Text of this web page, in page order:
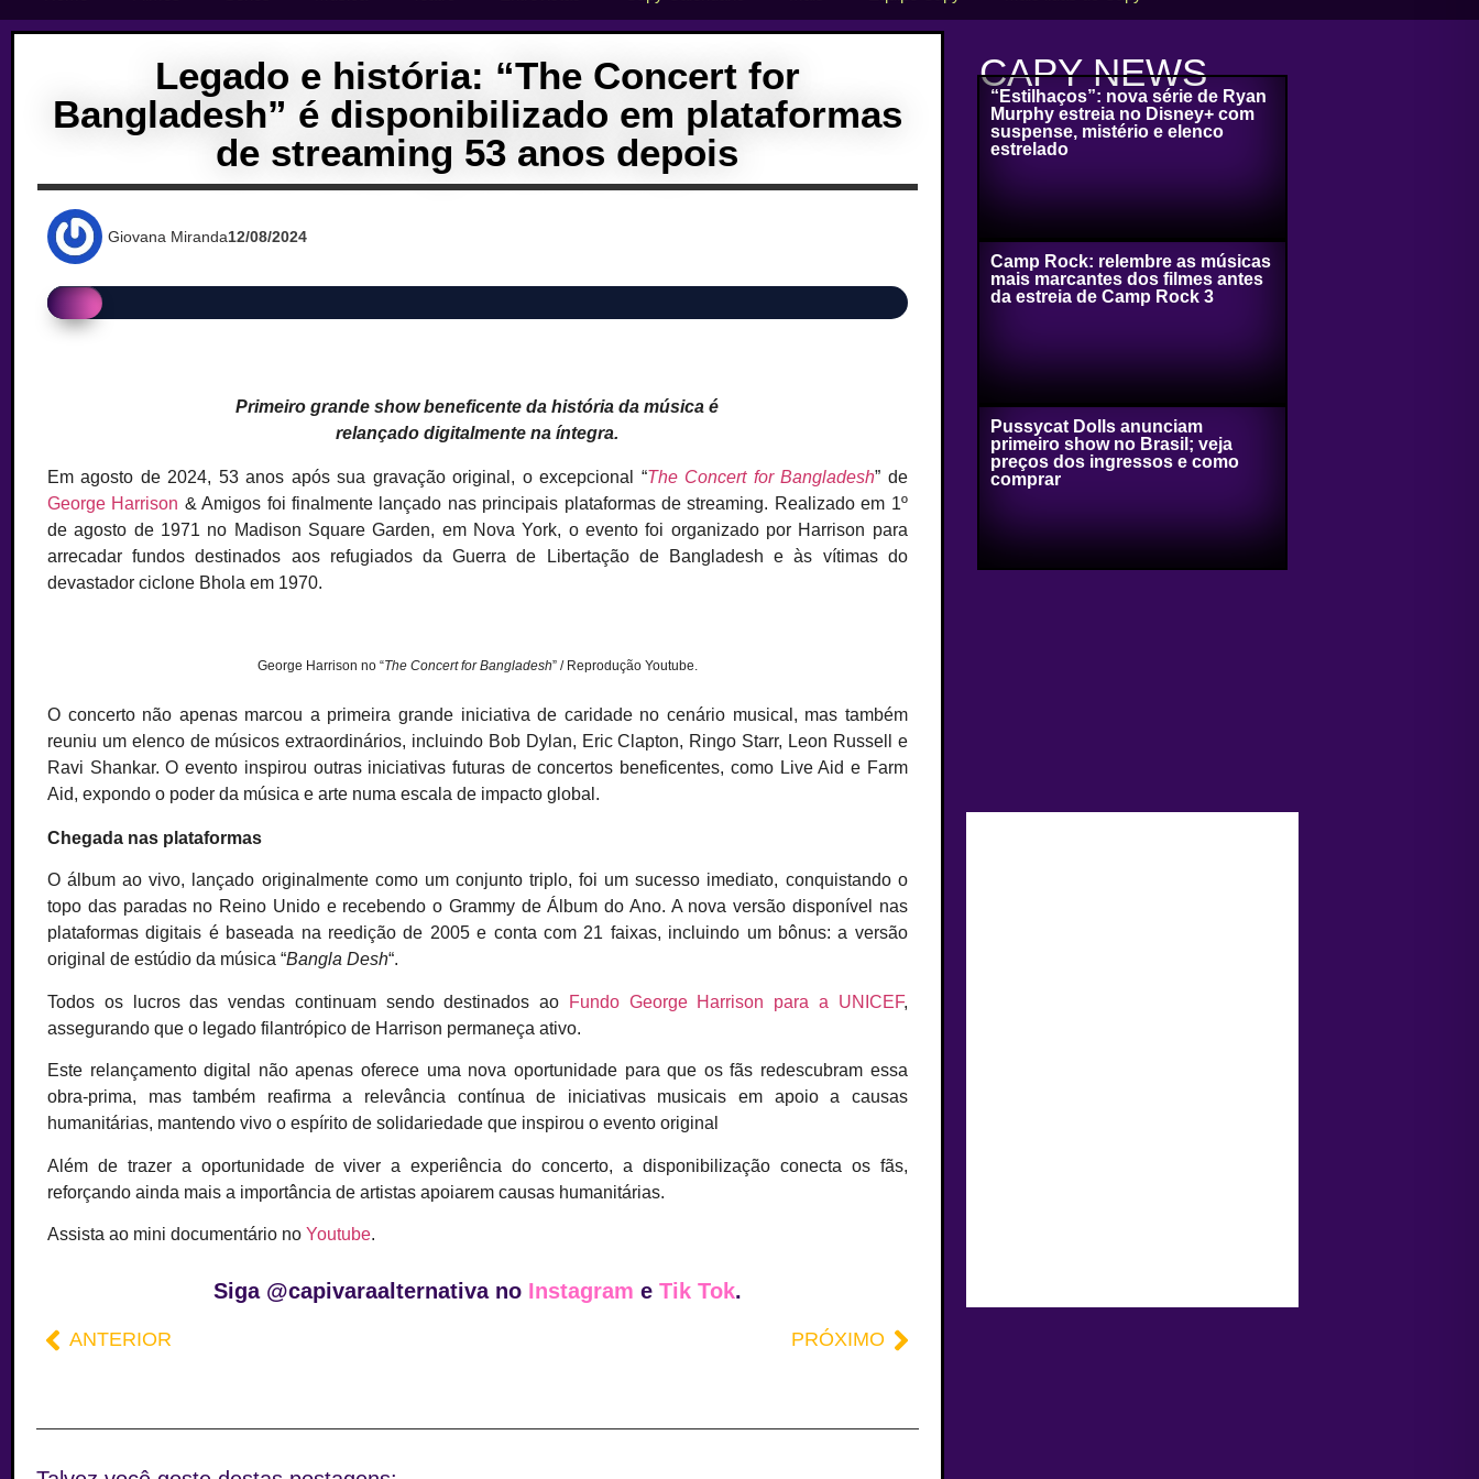
Legado e história: “The Concert for
Bangladesh” é disponibilizado em plataformas
de streaming 53 anos depois
Giovana Miranda12/08/2024
Primeiro grande show beneficente da história da música é
relançado digitalmente na íntegra.
Em agosto de 2024, 53 anos após sua gravação original, o excepcional “The Concert for Bangladesh” de
George Harrison & Amigos foi finalmente lançado nas principais plataformas de streaming. Realizado em 1º
de agosto de 1971 no Madison Square Garden, em Nova York, o evento foi organizado por Harrison para
arrecadar fundos destinados aos refugiados da Guerra de Libertação de Bangladesh e às vítimas do
devastador ciclone Bhola em 1970.
George Harrison no “The Concert for Bangladesh” / Reprodução Youtube.
O concerto não apenas marcou a primeira grande iniciativa de caridade no cenário musical, mas também
reuniu um elenco de músicos extraordinários, incluindo Bob Dylan, Eric Clapton, Ringo Starr, Leon Russell e
Ravi Shankar. O evento inspirou outras iniciativas futuras de concertos beneficentes, como Live Aid e Farm
Aid, expondo o poder da música e arte numa escala de impacto global.
Chegada nas plataformas
O álbum ao vivo, lançado originalmente como um conjunto triplo, foi um sucesso imediato, conquistando o
topo das paradas no Reino Unido e recebendo o Grammy de Álbum do Ano. A nova versão disponível nas
plataformas digitais é baseada na reedição de 2005 e conta com 21 faixas, incluindo um bônus: a versão
original de estúdio da música “Bangla Desh“.
Todos os lucros das vendas continuam sendo destinados ao Fundo George Harrison para a UNICEF,
assegurando que o legado filantrópico de Harrison permaneça ativo.
Este relançamento digital não apenas oferece uma nova oportunidade para que os fãs redescubram essa
obra-prima, mas também reafirma a relevância contínua de iniciativas musicais em apoio a causas
humanitárias, mantendo vivo o espírito de solidariedade que inspirou o evento original
Além de trazer a oportunidade de viver a experiência do concerto, a disponibilização conecta os fãs,
reforçando ainda mais a importância de artistas apoiarem causas humanitárias.
Assista ao mini documentário no Youtube.
Siga @capivaraalternativa no Instagram e Tik Tok.
ANTERIOR PRÓXIMO
CAPY NEWS
“Estilhaços”: nova série de Ryan
Murphy estreia no Disney+ com
suspense, mistério e elenco
estrelado
Camp Rock: relembre as músicas
mais marcantes dos filmes antes
da estreia de Camp Rock 3
Pussycat Dolls anunciam
primeiro show no Brasil; veja
preços dos ingressos e como
comprar